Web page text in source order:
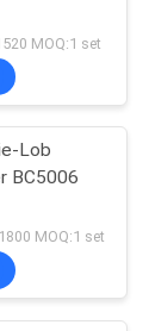
MOQ:1 set
Lob
BC5006
MOQ:1 set